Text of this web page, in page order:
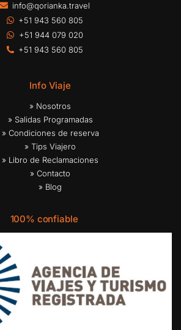
info@qorianka.travel
+51 943 560 805
+51 944 079 020
+51 943 560 805
Info Viaje
» Nosotros
» Salidas Programadas
» Condiciones de reserva
» Tips Viajero
» Libro de Reclamaciones
» Contacto
» Blog
100% confiable